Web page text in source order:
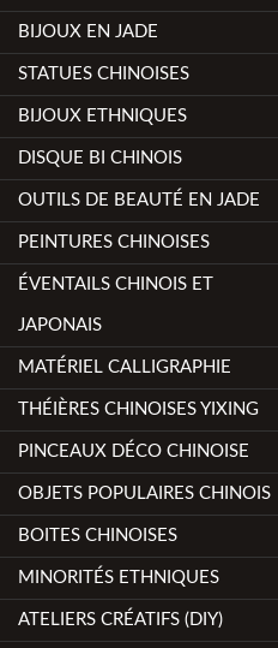
BIJOUX EN JADE
STATUES CHINOISES
BIJOUX ETHNIQUES
DISQUE BI CHINOIS
OUTILS DE BEAUTÉ EN JADE
PEINTURES CHINOISES
ÉVENTAILS CHINOIS ET
JAPONAIS
MATÉRIEL CALLIGRAPHIE
THÉIÈRES CHINOISES YIXING
PINCEAUX DÉCO CHINOISE
OBJETS POPULAIRES CHINOIS
BOITES CHINOISES
MINORITÉS ETHNIQUES
ATELIERS CRÉATIFS (DIY)